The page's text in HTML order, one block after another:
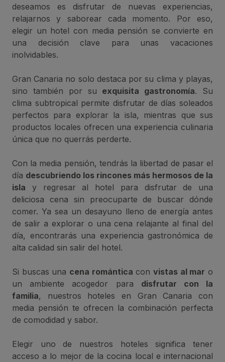
deseamos es disfrutar de nuevas experiencias,
relajarnos y saborear cada momento. Por eso,
elegir un hotel con media pensión se convierte en
una decisión clave para unas vacaciones
inolvidables.
Gran Canaria no solo destaca por su clima y playas,
sino también por su exquisita gastronomía. Su
clima subtropical permite disfrutar de días soleados
perfectos para explorar la isla, mientras que sus
productos locales ofrecen una experiencia culinaria
única que no querrás perderte.
Con la media pensión, tendrás la libertad de pasar el
día descubriendo los rincones más hermosos de la
isla y regresar al hotel para disfrutar de una
deliciosa cena sin preocuparte de buscar dónde
comer. Ya sea un desayuno lleno de energía antes
de salir a explorar o una cena relajante al final del
día, encontrarás una experiencia gastronómica de
alta calidad sin salir del hotel.
Si buscas una cena romántica convistas al mar o
un ambiente acogedor para disfrutar con la
familia, nuestros hoteles en Gran Canaria con
media pensión te ofrecen la combinación perfecta
de comodidad y sabor.
Elegir uno de nuestros hoteles significa tener
acceso a lo mejor de la cocina local e internacional